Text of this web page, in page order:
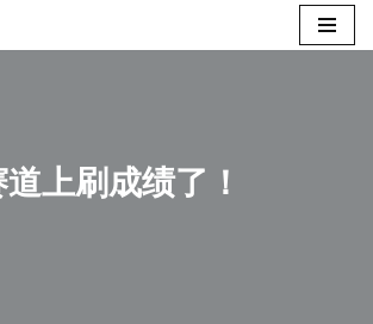
上刷成绩了！